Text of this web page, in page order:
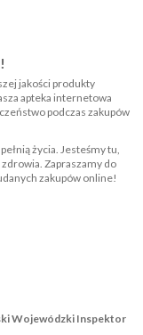
jakości produkty
apteka internetowa
podczas zakupów
życia. Jesteśmy tu,
Zapraszamy do
zakupów online!
Wojewódzki Inspektor